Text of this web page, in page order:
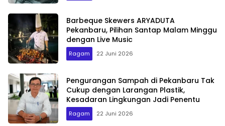
Barbeque Skewers ARYADUTA
Pekanbaru, Pilihan Santap Malam Minggu
dengan Live Music
Ragam 22 Juni 2026
Pengurangan Sampah di Pekanbaru Tak
Cukup dengan Larangan Plastik,
Kesadaran Lingkungan Jadi Penentu
Ragam 22 Juni 2026